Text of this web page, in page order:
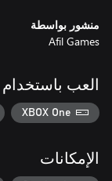
in fast, creative
pixel-art stages.
منشور بواسطة
Afil Games
العب باستخدام
XBOX One
الإمكانات